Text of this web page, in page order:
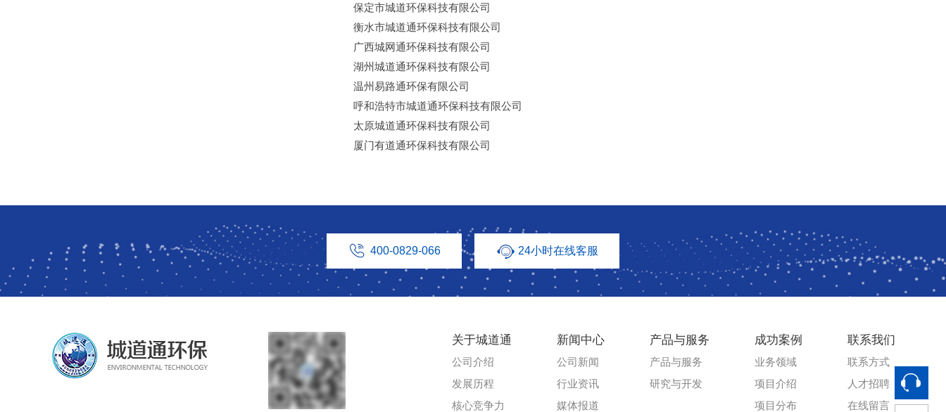
保定市城道环保科技有限公司
衡水市城道通环保科技有限公司
广西城网通环保科技有限公司
湖州城道通环保科技有限公司
温州易路通环保有限公司
呼和浩特市城道通环保科技有限公司
太原城道通环保科技有限公司
厦门有道通环保科技有限公司
400-0829-066 24小时在线客服
关于城道通
公司介绍
发展历程
核心竞争力
新闻中心
公司新闻
行业资讯
媒体报道
产品与服务
产品与服务
研究与开发
成功案例
业务领域
项目介绍
项目分布
联系我们
联系方式
人才招聘
在线留言